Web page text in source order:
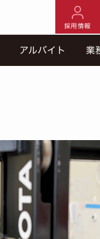
採用情報
アルバイト 業